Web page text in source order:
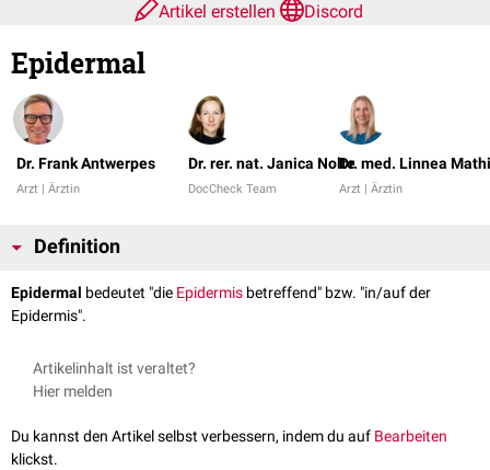
Artikel erstellen
Discord
Epidermal
Dr. Frank Antwerpes
Arzt | Ärztin
Dr. rer. nat. Janica Nolte
DocCheck Team
Dr. med. Linnea
Arzt | Ärztin
Definition
Epidermal bedeutet "die Epidermis betreffend" bzw. "in/auf der
Epidermis".
Artikelinhalt ist veraltet?
Hier melden
Du kannst den Artikel selbst verbessern, indem du auf Bearbeiten
klickst.